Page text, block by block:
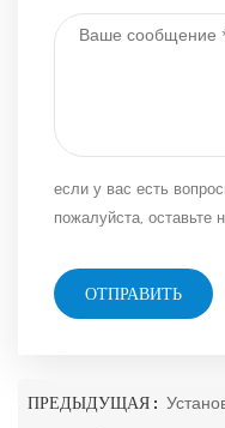
если у вас есть
пожалуйста,
ОТПРАВИТЬ
ПРЕДЫДУЩАЯ :